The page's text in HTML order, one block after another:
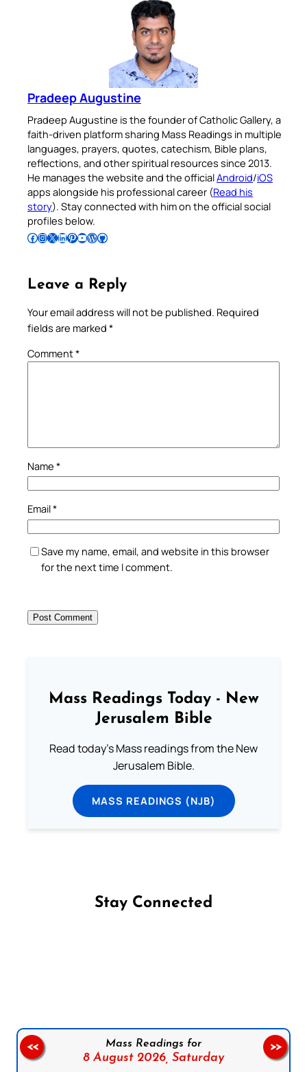
Pradeep Augustine
Pradeep Augustine is the founder of Catholic Gallery, a
faith-driven platform sharing Mass Readings in multiple
languages, prayers, quotes, catechism, Bible plans,
reflections, and other spiritual resources since 2013.
He manages the website and the officialAndroid/iOS
apps alongside his professional career (Read his
story). Stay connected with him on the official social
profiles below.
Follow Pradeep on Facebook Follow Pradeep on InstagramFollow Pradeep on X Follow Pradeep on LinkedIn Follow Pradeep on Pinterest Subscribe to Pradeep’s Youtube Channel Follow Pradeep on WordPress Follow Pradeep on GitHub
Leave a Reply
Your email address will not be published. Required
fields are marked *
Comment*
Name *
Email*
Save my name, email, and website in this browser
for the next time I comment.
Mass Readings Today - New
Jerusalem Bible
Read today's Mass readings from the New
Jerusalem Bible.
MASS READINGS (NJB)
Stay Connected
Mass Readings for
8 August 2026, Saturday
<< >>